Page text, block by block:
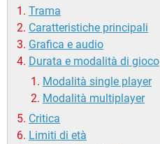
Trama
Caratteristiche principali
Grafica e audio
Durata e modalità di gioco
Modalità single player
Modalità multiplayer
Critica
Limiti di età